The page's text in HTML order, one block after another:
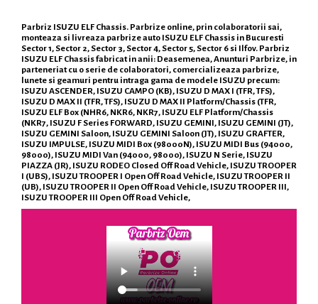
Parbriz ISUZU ELF Chassis. Parbrize online, prin colaboratorii sai,
monteaza si livreaza parbrize auto ISUZU ELF Chassis in Bucuresti
Sector 1, Sector 2, Sector 3, Sector 4, Sector 5, Sector 6 si Ilfov. Parbriz
ISUZU ELF Chassis fabricat in anii: Deasemenea, Anunturi Parbrize, in
parteneriat cu o serie de colaboratori, comercializeaza parbrize,
lunete si geamuri pentru intraga gama de modele ISUZU precum:
ISUZU ASCENDER, ISUZU CAMPO (KB), ISUZU D MAX I (TFR, TFS),
ISUZU D MAX II (TFR, TFS), ISUZU D MAX II Platform/Chassis (TFR,
ISUZU ELF Box (NHR6, NKR6, NKR7, ISUZU ELF Platform/Chassis
(NKR7, ISUZU F Series FORWARD, ISUZU GEMINI, ISUZU GEMINI (JT),
ISUZU GEMINI Saloon, ISUZU GEMINI Saloon (JT), ISUZU GRAFTER,
ISUZU IMPULSE, ISUZU MIDI Box (98000N), ISUZU MIDI Bus (94000,
98000), ISUZU MIDI Van (94000, 98000), ISUZU N Serie, ISUZU
PIAZZA (JR), ISUZU RODEO Closed Off Road Vehicle, ISUZU TROOPER
I (UBS), ISUZU TROOPER I Open Off Road Vehicle, ISUZU TROOPER II
(UB), ISUZU TROOPER II Open Off Road Vehicle, ISUZU TROOPER III,
ISUZU TROOPER III Open Off Road Vehicle,